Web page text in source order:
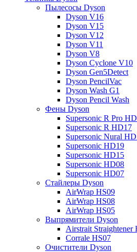
Пылесосы Dyson
Dyson V16
Dyson V15
Dyson V12
Dyson V11
Dyson V8
Dyson Cyclone V10
Dyson Gen5Detect
Dyson PencilVac
Dyson Wash G1
Dyson Pencil Wash
Фены Dyson
Supersonic R Pro
Supersonic R HD17
Supersonic Nural
Supersonic HD19
Supersonic HD15
Supersonic HD08
Supersonic HD07
Стайлеры Dyson
AirWrap HS09
AirWrap HS08
AirWrap HS05
Выпрямители Dyson
Airstrait Straightener
Corrale HS07
Очистители Dyson